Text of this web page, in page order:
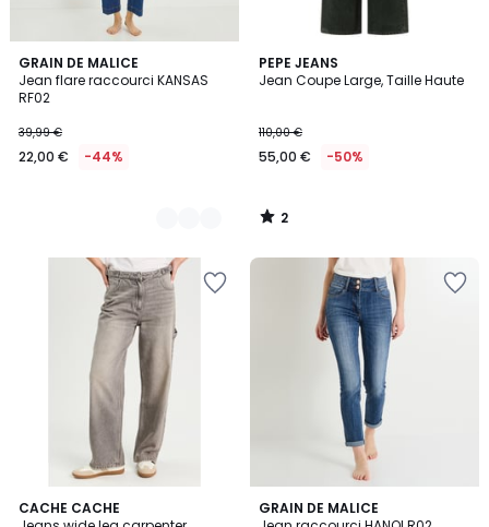
GRAIN DE MALICE
Jean flare raccourci KANSAS
RF02
39,99 €
22,00 € -44%
2
Couleurs
PEPE JEANS
Jean Coupe Large, Taille Haute
110,00 €
55,00 € -50%
2
/
2
/
CACHE CACHE
GRAIN DE MALICE
3